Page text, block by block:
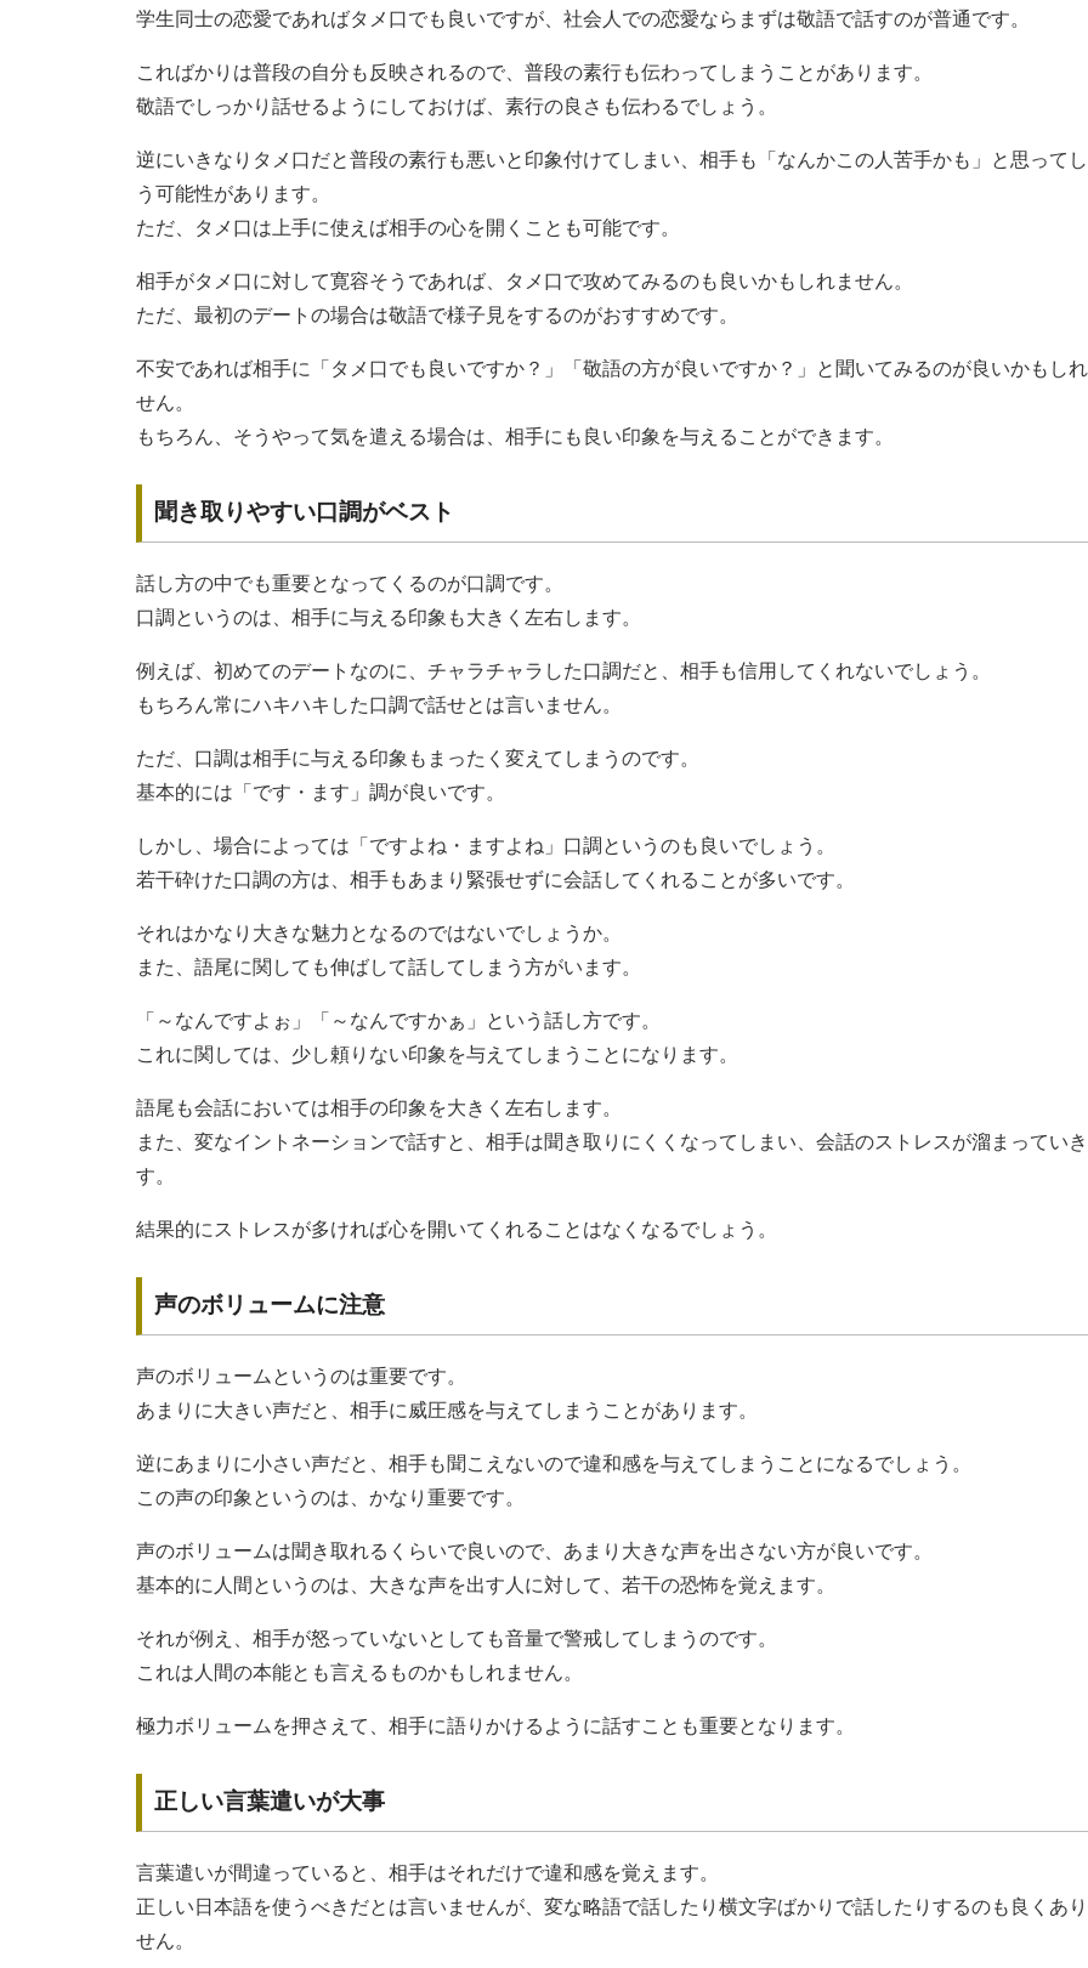
学生同士の恋愛であればタメ口でも良いですが、社会人での恋愛ならまずは敬語で話すのが普通です。
こればかりは普段の自分も反映されるので、普段の素行も伝わってしまうことがあります。
敬語でしっかり話せるようにしておけば、素行の良さも伝わるでしょう。
逆にいきなりタメ口だと普段の素行も悪いと印象付けてしまい、相手も「なんかこの人苦手かも」と思って
う可能性があります。
ただ、タメ口は上手に使えば相手の心を開くことも可能です。
相手がタメ口に対して寛容そうであれば、タメ口で攻めてみるのも良いかもしれません。
ただ、最初のデートの場合は敬語で様子見をするのがおすすめです。
不安であれば相手に「タメ口でも良いですか？」「敬語の方が良いですか？」と聞いてみるのが良いかもし
せん。
もちろん、そうやって気を遣える場合は、相手にも良い印象を与えることができます。
聞き取りやすい口調がベスト
話し方の中でも重要となってくるのが口調です。
口調というのは、相手に与える印象も大きく左右します。
例えば、初めてのデートなのに、チャラチャラした口調だと、相手も信用してくれないでしょう。
もちろん常にハキハキした口調で話せとは言いません。
ただ、口調は相手に与える印象もまったく変えてしまうのです。
基本的には「です・ます」調が良いです。
しかし、場合によっては「ですよね・ますよね」口調というのも良いでしょう。
若干砕けた口調の方は、相手もあまり緊張せずに会話してくれることが多いです。
それはかなり大きな魅力となるのではないでしょうか。
また、語尾に関しても伸ばして話してしまう方がいます。
「～なんですよぉ」「～なんですかぁ」という話し方です。
これに関しては、少し頼りない印象を与えてしまうことになります。
語尾も会話においては相手の印象を大きく左右します。
また、変なイントネーションで話すと、相手は聞き取りにくくなってしまい、会話のストレスが溜まってい
す。
結果的にストレスが多ければ心を開いてくれることはなくなるでしょう。
声のボリュームに注意
声のボリュームというのは重要です。
あまりに大きい声だと、相手に威圧感を与えてしまうことがあります。
逆にあまりに小さい声だと、相手も聞こえないので違和感を与えてしまうことになるでしょう。
この声の印象というのは、かなり重要です。
声のボリュームは聞き取れるくらいで良いので、あまり大きな声を出さない方が良いです。
基本的に人間というのは、大きな声を出す人に対して、若干の恐怖を覚えます。
それが例え、相手が怒っていないとしても音量で警戒してしまうのです。
これは人間の本能とも言えるものかもしれません。
極力ボリュームを押さえて、相手に語りかけるように話すことも重要となります。
正しい言葉遣いが大事
言葉遣いが間違っていると、相手はそれだけで違和感を覚えます。
正しい日本語を使うべきだとは言いませんが、変な略語で話したり横文字ばかりで話したりするのも良くあ
せん。